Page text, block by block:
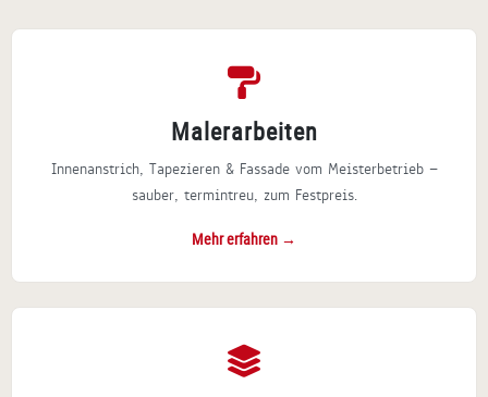
Malerarbeiten
Innenanstrich, Tapezieren & Fassade vom Meisterbetrieb —
sauber, termintreu, zum Festpreis.
Mehr erfahren →